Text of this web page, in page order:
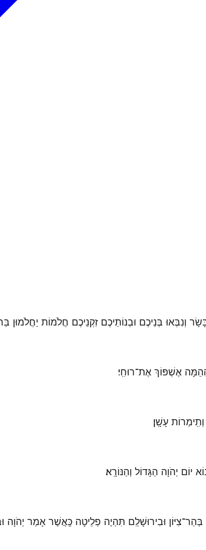
וְנִבְּאוּ בְּנֵיכֶם וּבְנוֹתֵיכֶם זִקְנֵיכֶם חֲלֹמוֹת יַחֲלֹמוּן
אֶשְׁפּוֹךְ אֶת־רוּחִֽי׃
עָשָֽׁן׃
יְהֹוָה הַגָּדוֹל וְהַנּוֹרָֽא׃
וּבִירוּשָׁלַ͏ִם תִּהְיֶה פְלֵיטָה כַּֽאֲשֶׁר אָמַר יְהֹוָה